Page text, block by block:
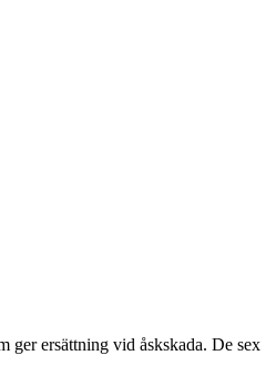
ger ersättning vid åskskada. De sex